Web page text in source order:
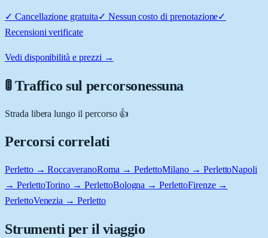
✓ Cancellazione gratuita✓ Nessun costo di prenotazione✓
Recensioni verificate
Vedi disponibilità e prezzi →
🚦 Traffico sul percorsonessuna
Strada libera lungo il percorso 👍
Percorsi correlati
Perletto → RoccaveranoRoma → PerlettoMilano → PerlettoNapoli
→ PerlettoTorino → PerlettoBologna → PerlettoFirenze →
PerlettoVenezia → Perletto
Strumenti per il viaggio